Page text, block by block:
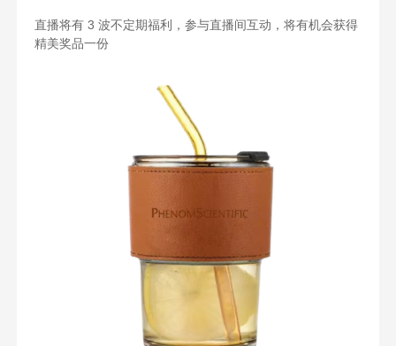
直播将有 3 波不定期福利，参与直播间互动，将有机会获得
精美奖品一份